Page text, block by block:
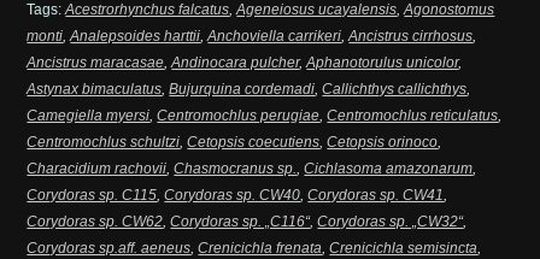
Tags:Acestrorhynchus falcatus,Ageneiosus ucayalensis,Agonostomus
monti,Analepsoides harttii,Anchoviella carrikeri,Ancistrus cirrhosus,
Ancistrus maracasae,Andinocara pulcher,Aphanotorulus unicolor,
Astynax bimaculatus,Bujurquina cordemadi,Callichthys callichthys,
Camegiella myersi,Centromochlus perugiae,Centromochlus reticulatus,
Centromochlus schultzi,Cetopsis coecutiens,Cetopsis orinoco,
Characidium rachovii,Chasmocranus sp.,Cichlasoma amazonarum,
Corydoras sp. C115,Corydoras sp. CW40,Corydoras sp. CW41,
Corydoras sp. CW62,Corydoras sp. „C116“,Corydoras sp. „CW32“,
Corydoras sp.aff. aeneus,Crenicichla frenata,Crenicichla semisincta,